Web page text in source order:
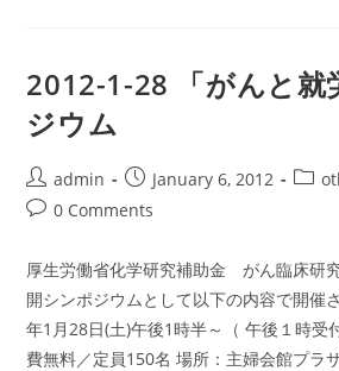
開
講
に
国
2012-1-28 「がんと就
ジウム
Post
author:
admin
Post
published:
January 6, 2012
Post
Post0 Comments
厚生労働省化学研究補助金 がん臨床研
開シンポジウムとして以下の内容で開催
年1月28日(土)午後1時半～（ 午後
費無料／定員150名 場所：主婦会館プラ